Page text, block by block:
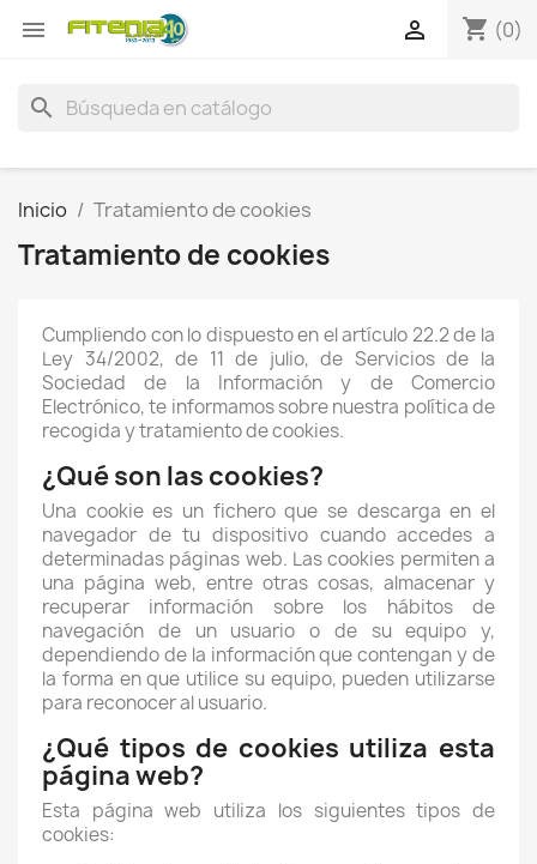
 shopping_cart (0)

search
Inicio Tratamiento de cookies
Tratamiento de cookies
Cumpliendo con lo dispuesto en el artículo 22.2 de la
Ley 34/2002, de 11 de julio, de Servicios de la
Sociedad de la Información y de Comercio
Electrónico, te informamos sobre nuestra política de
recogida y tratamiento de cookies.
¿Qué son las cookies?
Una cookie es un fichero que se descarga en el
navegador de tu dispositivo cuando accedes a
determinadas páginas web. Las cookies permiten a
una página web, entre otras cosas, almacenar y
recuperar información sobre los hábitos de
navegación de un usuario o de su equipo y,
dependiendo de la información que contengan y de
la forma en que utilice su equipo, pueden utilizarse
para reconocer al usuario.
¿Qué tipos de cookies utiliza esta
página web?
Esta página web utiliza los siguientes tipos de
cookies: